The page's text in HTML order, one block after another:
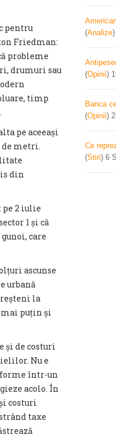
pentru
Friedman:
probleme
drumuri sau
timp
pe aceeași
de metri.
din
pe 2 iulie
1 și că
care
ascunse
urbană
la
mai puțin și
și de costuri
Nu e
într-un
acolo. În
costuri
taxe
(Analize)
(Opinii)
Banca
(Opinii)
Ce
(Stiri) 6